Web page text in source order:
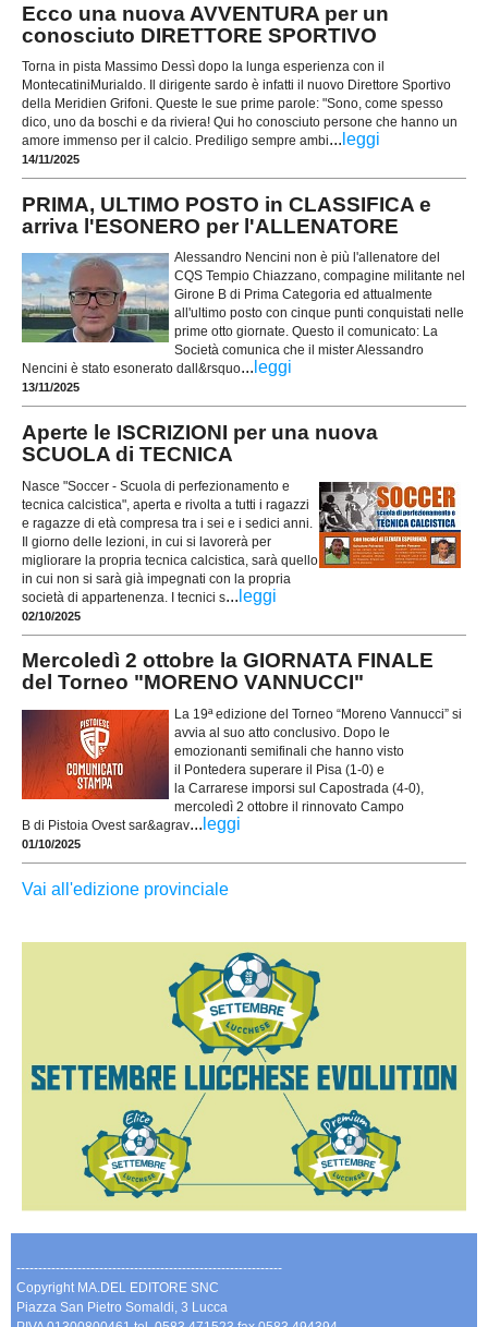
Ecco una nuova AVVENTURA per un
conosciuto DIRETTORE SPORTIVO
Torna in pista Massimo Dessì dopo la lunga esperienza con il
MontecatiniMurialdo. Il dirigente sardo è infatti il nuovo Direttore Sportivo
della Meridien Grifoni. Queste le sue prime parole: "Sono, come spesso
dico, uno da boschi e da riviera! Qui ho conosciuto persone che hanno un
amore immenso per il calcio. Prediligo sempre ambi... leggi
14/11/2025
PRIMA, ULTIMO POSTO in CLASSIFICA e
arriva l'ESONERO per l'ALLENATORE
Alessandro Nencini non è più l'allenatore del
CQS Tempio Chiazzano, compagine militante nel
Girone B di Prima Categoria ed attualmente
all'ultimo posto con cinque punti conquistati nelle
prime otto giornate. Questo il comunicato: La
Società comunica che il mister Alessandro
Nencini è stato esonerato dall&rsquo... leggi
13/11/2025
Aperte le ISCRIZIONI per una nuova
SCUOLA di TECNICA
Nasce "Soccer - Scuola di perfezionamento e
tecnica calcistica", aperta e rivolta a tutti i ragazzi
e ragazze di età compresa tra i sei e i sedici anni.
Il giorno delle lezioni, in cui si lavorerà per
migliorare la propria tecnica calcistica, sarà quello
in cui non si sarà già impegnati con la propria
società di appartenenza. I tecnici s... leggi
02/10/2025
Mercoledì 2 ottobre la GIORNATA FINALE
del Torneo "MORENO VANNUCCI"
La 19ª edizione del Torneo “Moreno Vannucci” si
avvia al suo atto conclusivo. Dopo le
emozionanti semifinali che hanno visto
il Pontedera superare il Pisa (1-0) e
la Carrarese imporsi sul Capostrada (4-0),
mercoledì 2 ottobre il rinnovato Campo
B di Pistoia Ovest sar&agrav... leggi
01/10/2025
Vai all'edizione provinciale
-------------------------------------------------------------
Copyright MA.DEL EDITORE SNC
Piazza San Pietro Somaldi, 3 Lucca